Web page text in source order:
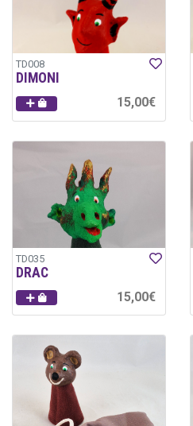
TD008
DIMONI
15,00€
TD035
DRAC
15,00€